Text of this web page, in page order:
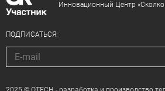
Инновационный Центр
ПОДПИСАТЬСЯ: